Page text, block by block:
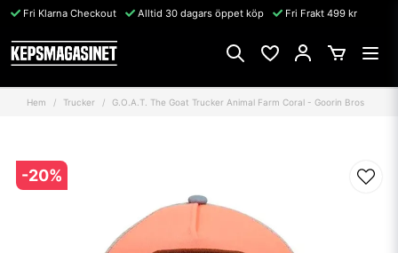
Fri Klarna Checkout Alltid 30 dagars öppet köp Fri Frakt 499 kr
Hem Trucker G.O.A.T. The Goat Trucker Animal Farm Coral - Goorin Bros
-20%